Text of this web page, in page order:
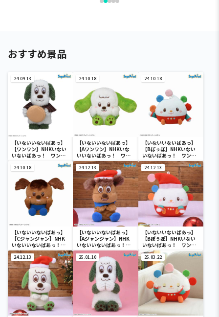
おすすめ景品
24.09.13
【いないいないばあっ】
【ワンワン】NHKいない
いないばあっ！ ワンワ
ンの Lぬいぐるみ ～旅
がらすワン太郎～
24.10.18
【いないいないばあっ】
【Aワンワン】NHKいな
いいないばあっ！ ワン
ワン＆ぽぅぽ＆ジャンジ
ャンのぬいぐるみ
24.10.18
【いないいないばあっ】
【Bぽぅぽ】NHKいない
いないばあっ！ ワンワ
ン＆ぽぅぽ＆ジャンジャ
ンのぬいぐるみ
24.10.18
【いないいないばあっ】
【Cジャンジャン】NHK
いないいないばあっ！
ワンワン＆ぽぅぽ＆ジャ
ンジャンのぬいぐるみ
24.12.13
【いないいないばあっ】
【Aジャンジャン】NHK
いないいないばあっ！
ワンワン＆ぽぅぽ＆ジャ
ンジャンの & you マ
スコット ～クリスマス
24.12.13
【いないいないばあっ】
【Bぽぅぽ】NHKいない
いないばあっ！ ワンワ
ン＆ぽぅぽ＆ジャンジャ
ンの & you マスコッ
ト ～クリスマス～
24.12.13 25.01.10 25.03.22